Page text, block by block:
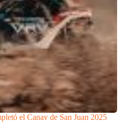
el Canav de San Juan 2025